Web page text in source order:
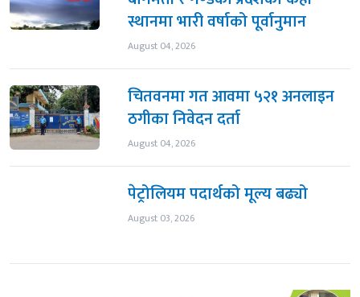
स्थानमा भारी वर्षाको पूर्वानुमान
August 04, 2026
चितवनमा गत आवमा ५२१ अनलाइन
ठगीका निवेदन दर्ता
August 04, 2026
पेट्रोलियम पदार्थको मूल्य बढ्यो
August 03, 2026